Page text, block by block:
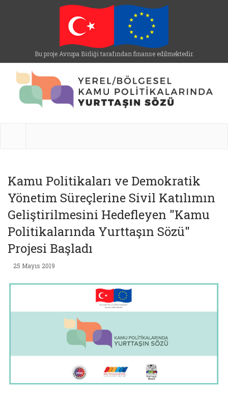
Bu proje Avrupa Birliği tarafından finanse edilmektedir.
Kamu Politikaları ve Demokratik
Yönetim Süreçlerine Sivil Katılımın
Geliştirilmesini Hedefleyen "Kamu
Politikalarında Yurttaşın Sözü"
Projesi Başladı
25 Mayıs 2019